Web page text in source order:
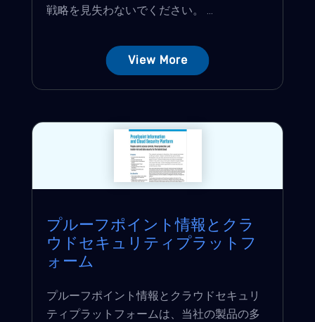
戦略を見失わないでください。 ...
View More
プルーフポイント情報とクラ
ウドセキュリティプラットフ
ォーム
プルーフポイント情報とクラウドセキュリ
ティプラットフォームは、当社の製品の多